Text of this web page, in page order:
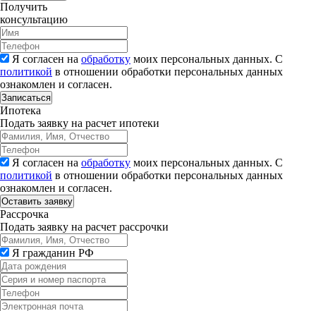
Получить
консультацию
Я согласен на обработку моих персональных данных. С
политикой в отношении обработки персональных данных
ознакомлен и согласен.
Записаться
Ипотека
Подать заявку на расчет ипотеки
Я согласен на обработку моих персональных данных. С
политикой в отношении обработки персональных данных
ознакомлен и согласен.
Рассрочка
Подать заявку на расчет рассрочки
Я гражданин РФ